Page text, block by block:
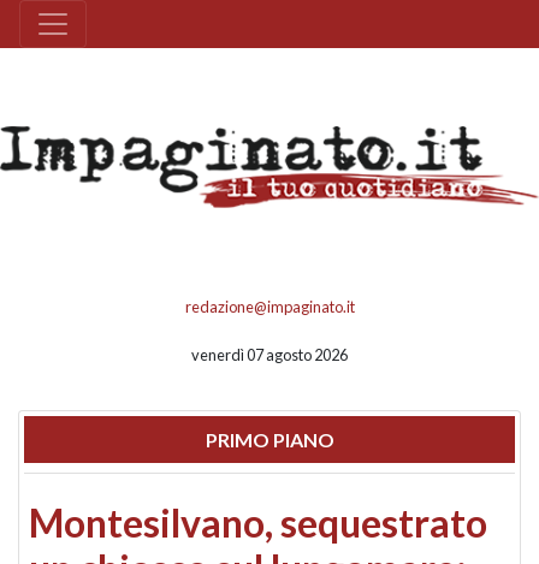
redazione@impaginato.it
venerdì 07 agosto 2026
PRIMO PIANO
Montesilvano, sequestrato